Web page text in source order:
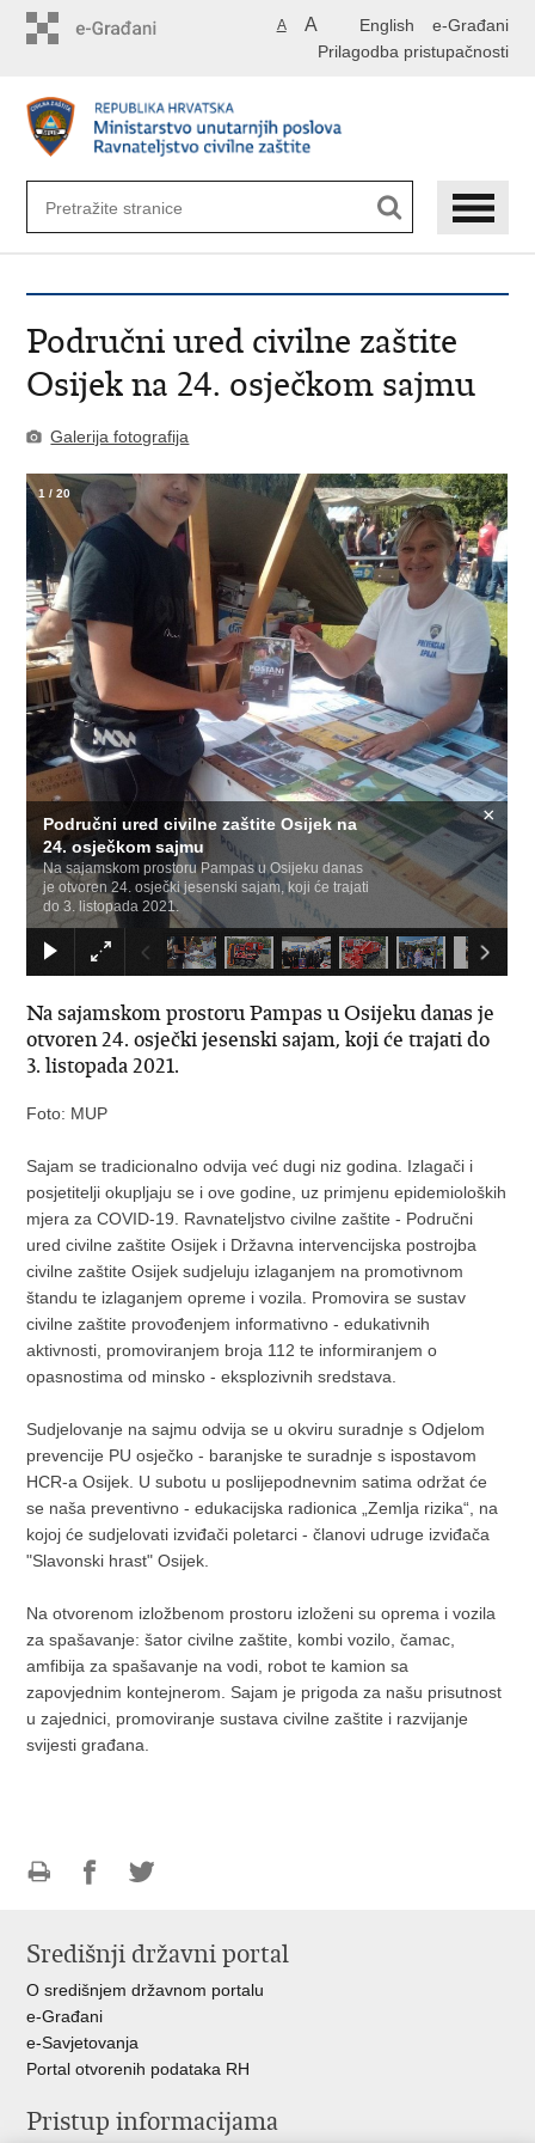
English e-Građani
A A
Prilagodba pristupačnosti
Područni ured civilne zaštite
Osijek na 24. osječkom sajmu
Galerija fotografija
Područni ured civilne zaštite Osijek na
24. osječkom sajmu
Na sajamskom prostoru Pampas u Osijeku danas
je otvoren 24. osječki jesenski sajam, koji će trajati
do 3. listopada 2021.
×
1 /20
Na sajamskom prostoru Pampas u Osijeku danas je
otvoren 24. osječki jesenski sajam, koji će trajati do
3. listopada 2021.
Foto: MUP
Sajam se tradicionalno odvija već dugi niz godina. Izlagači i
posjetitelji okupljaju se i ove godine, uz primjenu epidemioloških
mjera za COVID-19. Ravnateljstvo civilne zaštite - Područni
ured civilne zaštite Osijek i Državna intervencijska postrojba
civilne zaštite Osijek sudjeluju izlaganjem na promotivnom
štandu te izlaganjem opreme i vozila. Promovira se sustav
civilne zaštite provođenjem informativno - edukativnih
aktivnosti, promoviranjem broja 112 te informiranjem o
opasnostima od minsko - eksplozivnih sredstava.
Sudjelovanje na sajmu odvija se u okviru suradnje s Odjelom
prevencije PU osječko - baranjske te suradnje s ispostavom
HCR-a Osijek. U subotu u poslijepodnevnim satima održat će
se naša preventivno - edukacijska radionica „Zemlja rizika“, na
kojoj će sudjelovati izviđači poletarci - članovi udruge izviđača
"Slavonski hrast" Osijek.
Na otvorenom izložbenom prostoru izloženi su oprema i vozila
za spašavanje: šator civilne zaštite, kombi vozilo, čamac,
amfibija za spašavanje na vodi, robot te kamion sa
zapovjednim kontejnerom. Sajam je prigoda za našu prisutnost
u zajednici, promoviranje sustava civilne zaštite i razvijanje
svijesti građana.
FacebookuTwitteru
Središnji državni portal
O središnjem državnom portalu
e-Građani
e-Savjetovanja
Portal otvorenih podataka RH
Pristup informacijama